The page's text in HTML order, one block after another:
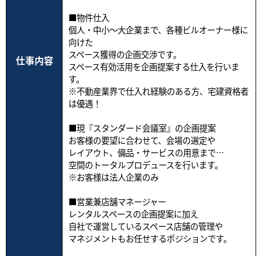
仕事内容
■物件仕入
個人・中小～大企業まで、各種ビルオーナー様に
向けた
スペース獲得の企画交渉です。
スペース有効活用を企画提案する仕入を行いま
す。
※不動産業界で仕入れ経験のある方、宅建資格者
は優遇！
■現『スタンダード会議室』の企画提案
お客様の要望に合わせて、会場の選定や
レイアウト、備品・サービスの用意まで…
空間のトータルプロデュースを行います。
※お客様は法人企業のみ
■営業兼店舗マネージャー
レンタルスペースの企画提案に加え
自社で運営しているスペース店舗の管理や
マネジメントもお任せするポジションです。